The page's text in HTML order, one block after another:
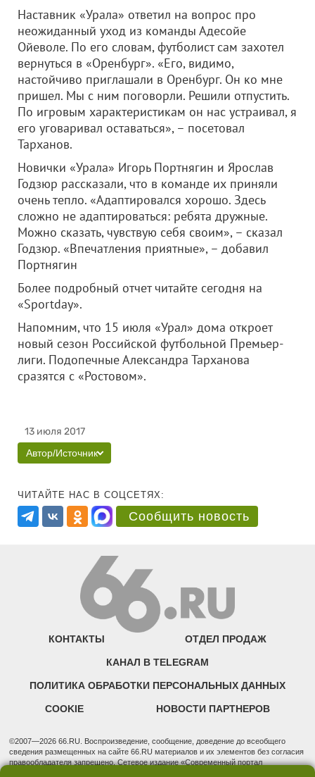
Наставник «Урала» ответил на вопрос про
неожиданный уход из команды Адесойе
Ойеволе. По его словам, футболист сам захотел
вернуться в «Оренбург». «Его, видимо,
настойчиво приглашали в Оренбург. Он ко мне
пришел. Мы с ним поговорли. Решили отпустить.
По игровым характеристикам он нас устраивал, я
его уговаривал оставаться», – посетовал
Тарханов.
Новички «Урала» Игорь Портнягин и Ярослав
Годзюр рассказали, что в команде их приняли
очень тепло. «Адаптировался хорошо. Здесь
сложно не адаптироваться: ребята дружные.
Можно сказать, чувствую себя своим», – сказал
Годзюр. «Впечатления приятные», – добавил
Портнягин
Более подробный отчет читайте сегодня на
«Sportday».
Напомним, что 15 июля «Урал» дома откроет
новый сезон Российской футбольной Премьер-
лиги. Подопечные Александра Тарханова
сразятся с «Ростовом».
13 июля 2017
Автор/Источник
ЧИТАЙТЕ НАС В СОЦСЕТЯХ:
Сообщить новость
КОНТАКТЫ ОТДЕЛ ПРОДАЖ
КАНАЛ В TELEGRAM
ПОЛИТИКА ОБРАБОТКИ ПЕРСОНАЛЬНЫХ ДАННЫХ
COOKIE НОВОСТИ ПАРТНЕРОВ
©2007—2026 66.RU. Воспроизведение, сообщение, доведение до всеобщего
сведения размещенных на сайте 66.RU материалов и их элементов без согласия
правообладателя запрещено. Сетевое издание «Современный портал